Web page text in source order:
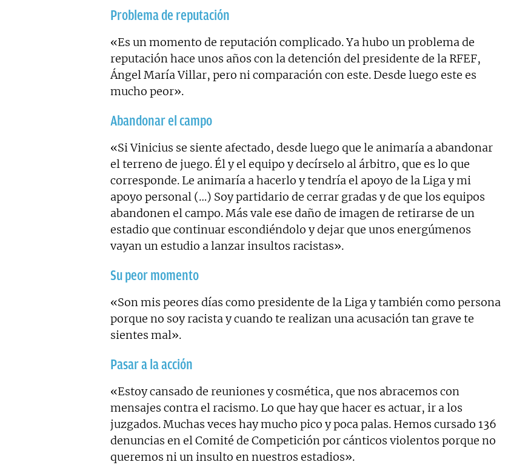
Problema de reputación
«Es un momento de reputación complicado. Ya hubo un problema de
reputación hace unos años con la detención del presidente de la RFEF,
Ángel María Villar, pero ni comparación con este. Desde luego este es
mucho peor».
Abandonar el campo
«Si Vinicius se siente afectado, desde luego que le animaría a abandonar
el terreno de juego. Él y el equipo y decírselo al árbitro, que es lo que
corresponde. Le animaría a hacerlo y tendría el apoyo de la Liga y mi
apoyo personal (…) Soy partidario de cerrar gradas y de que los equipos
abandonen el campo. Más vale ese daño de imagen de retirarse de un
estadio que continuar escondiéndolo y dejar que unos energúmenos
vayan un estudio a lanzar insultos racistas».
Su peor momento
«Son mis peores días como presidente de la Liga y también como persona
porque no soy racista y cuando te realizan una acusación tan grave te
sientes mal».
Pasar a la acción
«Estoy cansado de reuniones y cosmética, que nos abracemos con
mensajes contra el racismo. Lo que hay que hacer es actuar, ir a los
juzgados. Muchas veces hay mucho pico y poca palas. Hemos cursado 136
denuncias en el Comité de Competición por cánticos violentos porque no
queremos ni un insulto en nuestros estadios».